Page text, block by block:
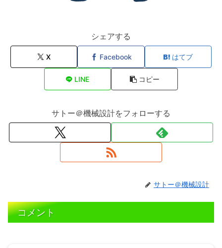
シェアする
X Facebook はてブ
LINE コピー
サトー＠機械設計をフォローする
サトー＠機械設計
コメント